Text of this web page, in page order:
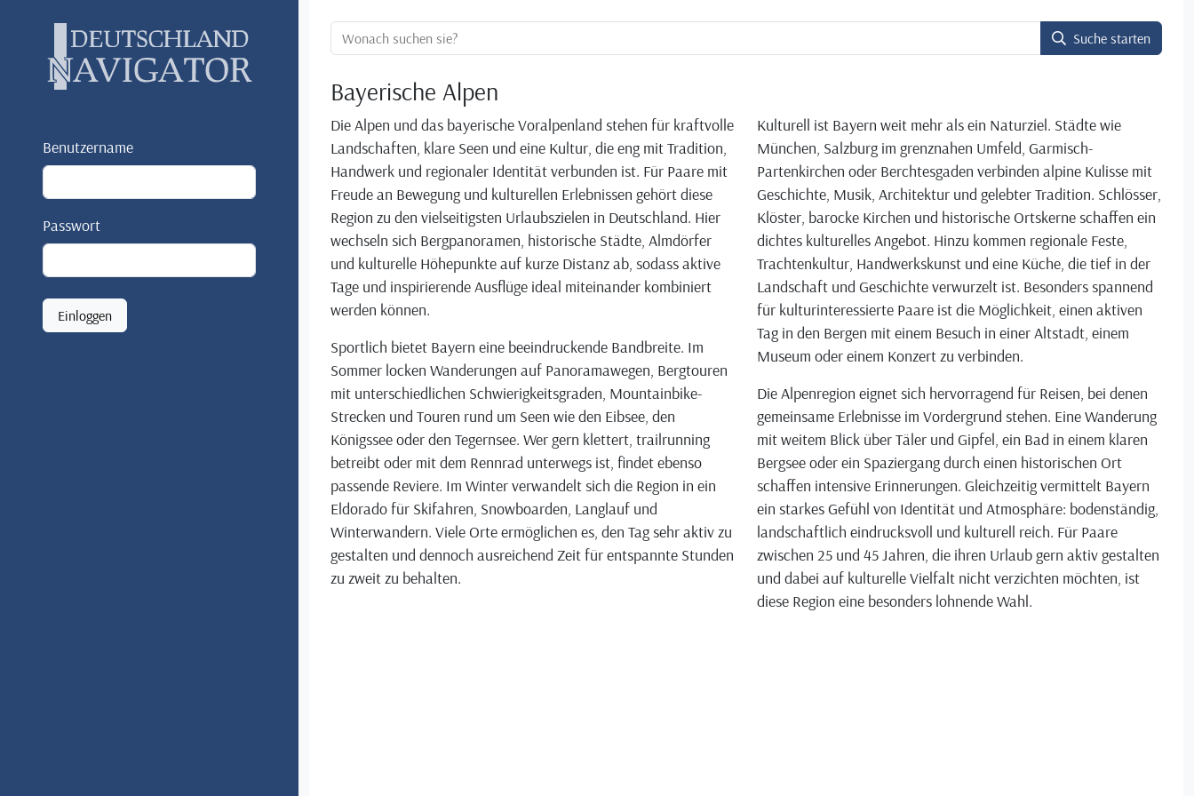
Benutzername
Passwort
Einloggen
Ortssuche: Suche starten
Bayerische Alpen
Die Alpen und das bayerische Voralpenland stehen für kraftvolle
Landschaften, klare Seen und eine Kultur, die eng mit Tradition,
Handwerk und regionaler Identität verbunden ist. Für Paare mit
Freude an Bewegung und kulturellen Erlebnissen gehört diese
Region zu den vielseitigsten Urlaubszielen in Deutschland. Hier
wechseln sich Bergpanoramen, historische Städte, Almdörfer
und kulturelle Höhepunkte auf kurze Distanz ab, sodass aktive
Tage und inspirierende Ausflüge ideal miteinander kombiniert
werden können.
Sportlich bietet Bayern eine beeindruckende Bandbreite. Im
Sommer locken Wanderungen auf Panoramawegen, Bergtouren
mit unterschiedlichen Schwierigkeitsgraden, Mountainbike-
Strecken und Touren rund um Seen wie den Eibsee, den
Königssee oder den Tegernsee. Wer gern klettert, trailrunning
betreibt oder mit dem Rennrad unterwegs ist, findet ebenso
passende Reviere. Im Winter verwandelt sich die Region in ein
Eldorado für Skifahren, Snowboarden, Langlauf und
Winterwandern. Viele Orte ermöglichen es, den Tag sehr aktiv zu
gestalten und dennoch ausreichend Zeit für entspannte Stunden
zu zweit zu behalten.
Kulturell ist Bayern weit mehr als ein Naturziel. Städte wie
München, Salzburg im grenznahen Umfeld, Garmisch-
Partenkirchen oder Berchtesgaden verbinden alpine Kulisse mit
Geschichte, Musik, Architektur und gelebter Tradition. Schlösser,
Klöster, barocke Kirchen und historische Ortskerne schaffen ein
dichtes kulturelles Angebot. Hinzu kommen regionale Feste,
Trachtenkultur, Handwerkskunst und eine Küche, die tief in der
Landschaft und Geschichte verwurzelt ist. Besonders spannend
für kulturinteressierte Paare ist die Möglichkeit, einen aktiven
Tag in den Bergen mit einem Besuch in einer Altstadt, einem
Museum oder einem Konzert zu verbinden.
Die Alpenregion eignet sich hervorragend für Reisen, bei denen
gemeinsame Erlebnisse im Vordergrund stehen. Eine Wanderung
mit weitem Blick über Täler und Gipfel, ein Bad in einem klaren
Bergsee oder ein Spaziergang durch einen historischen Ort
schaffen intensive Erinnerungen. Gleichzeitig vermittelt Bayern
ein starkes Gefühl von Identität und Atmosphäre: bodenständig,
landschaftlich eindrucksvoll und kulturell reich. Für Paare
zwischen 25 und 45 Jahren, die ihren Urlaub gern aktiv gestalten
und dabei auf kulturelle Vielfalt nicht verzichten möchten, ist
diese Region eine besonders lohnende Wahl.